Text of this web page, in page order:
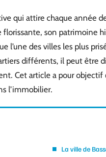
qui attire chaque année
son patrimoine
l’une des villes les plus
différents, il peut être
Cet article a pour
l’immobilier.
La ville de